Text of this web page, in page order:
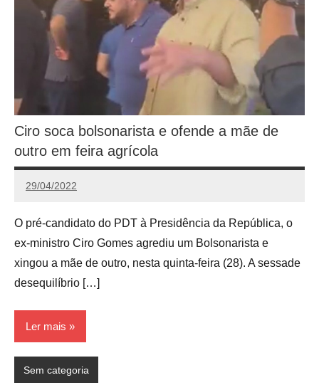
Ciro soca bolsonarista e ofende a mãe de
outro em feira agrícola
29/04/2022
Redação
O pré-candidato do PDT à Presidência da República, o
ex-ministro Ciro Gomes agrediu um Bolsonarista e
xingou a mãe de outro, nesta quinta-feira (28). A sessade
desequilíbrio […]
Ler mais
Sem categoria